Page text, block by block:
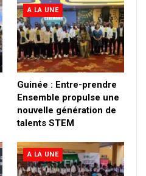
A LA UNE
Guinée : Entre-prendre
Ensemble propulse une
nouvelle génération de
talents STEM
A LA UNE